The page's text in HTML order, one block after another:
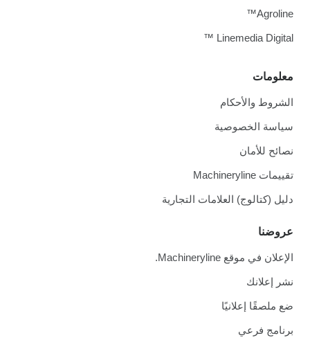
معلومات
الشروط والأحكام
سياسة الخصوصية
نصائح للأمان
تقييمات Machineryline
دليل (كتالوج) العلامات التجارية
عروضنا
الإعلان في موقع Machineryline.
نشر إعلانك
ضع ملصقًا إعلانيًا
برنامج فرعي
Agroline™
Linemedia Digital ™